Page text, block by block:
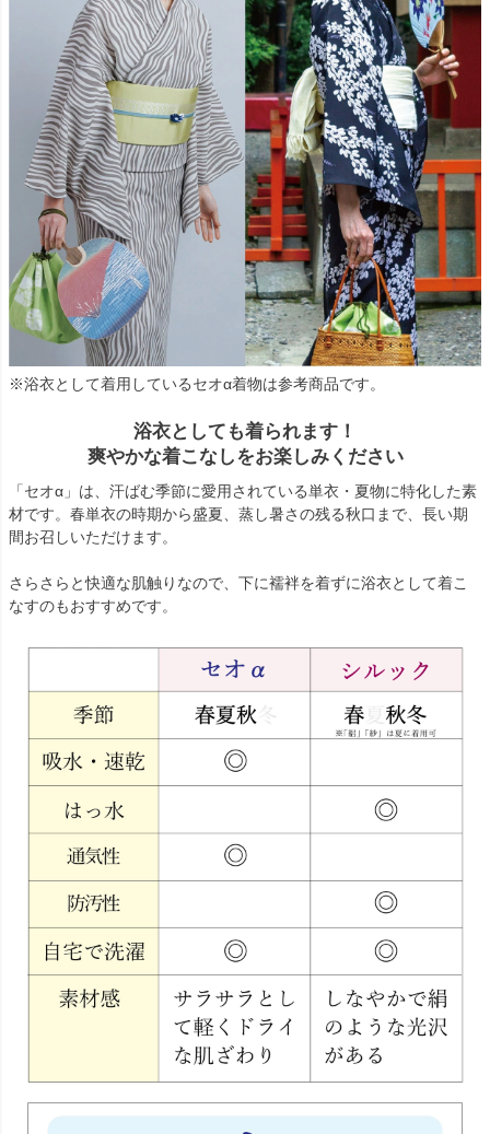
※浴衣として着用しているセオα着物は参考商品です。
浴衣としても着られます！
爽やかな着こなしをお楽しみください
「セオα」は、汗ばむ季節に愛用されている単衣・夏物に特化した素
材です。春単衣の時期から盛夏、蒸し暑さの残る秋口まで、長い期
間お召しいただけます。
さらさらと快適な肌触りなので、下に襦袢を着ずに浴衣として着こ
なすのもおすすめです。